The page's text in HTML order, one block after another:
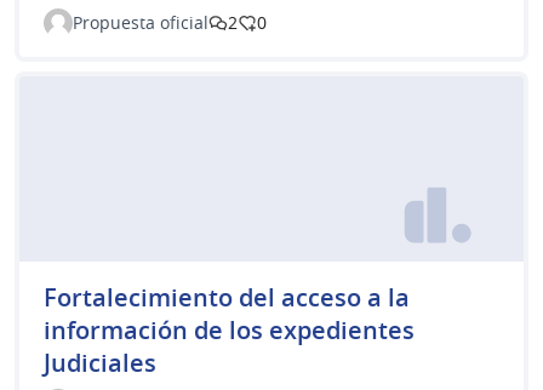
Propuesta oficial 2 0
Fortalecimiento del acceso a la
información de los expedientes
Judiciales